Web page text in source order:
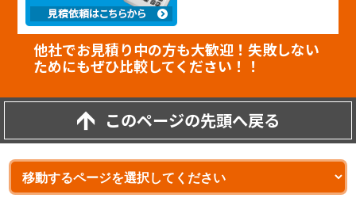
他社でお見積り中の方も大歓迎！失敗しない
ためにもぜひ比較してください！！
このページの先頭へ戻る